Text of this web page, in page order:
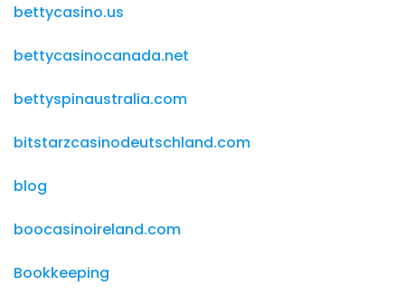
bettycasino.us
bettycasinocanada.net
bettyspinaustralia.com
bitstarzcasinodeutschland.com
blog
boocasinoireland.com
Bookkeeping